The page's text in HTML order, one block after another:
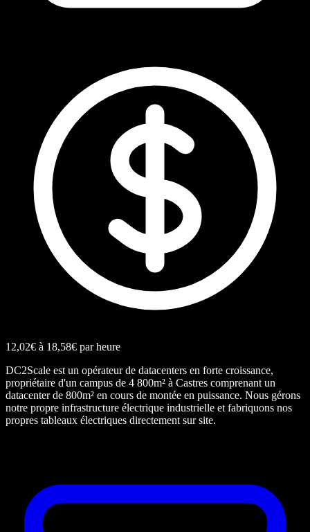
12,02€ à 18,58€ par heure
DC2Scale est un opérateur de datacenters en forte croissance,
propriétaire d'un campus de 4 800m² à Castres comprenant un
datacenter de 800m² en cours de montée en puissance. Nous gérons
notre propre infrastructure électrique industrielle et fabriquons nos
propres tableaux électriques directement sur site.